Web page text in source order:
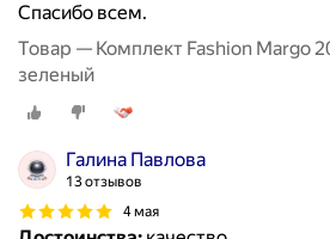
Спасибо всем.
Товар — Комплект Fashion Margo
зеленый
Галина Павлова
13 отзывов
4 мая